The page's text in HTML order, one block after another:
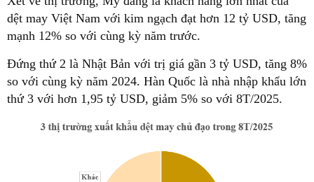
dệt may Việt Nam với kim ngạch đạt hơn 12 tỷ USD, tăng
mạnh 12% so với cùng kỳ năm trước.
Đứng thứ 2 là Nhật Bản với trị giá gần 3 tỷ USD, tăng 8%
so với cùng kỳ năm 2024. Hàn Quốc là nhà nhập khẩu lớn
thứ 3 với hơn 1,95 tỷ USD, giảm 5% so với 8T/2025.